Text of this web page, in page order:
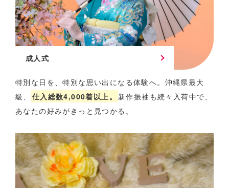
成人式
特別な日を、特別な思い出になる体験へ。 沖縄県最大
級、
仕入総数4,000着以上。
新作振袖も続々入荷中で、
あなたの好みがきっと見つかる。